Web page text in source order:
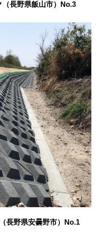
長野県飯山市）No.3
長野県安曇野市）No.1